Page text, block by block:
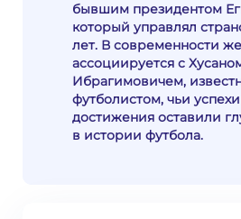
бывшим президентом
который управлял
лет. В современности
ассоциируется с
Ибрагимовичем,
футболистом, чьи
достижения оставили
в истории футбола.